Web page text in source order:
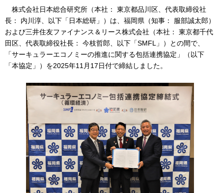
株式会社日本総合研究所（本社： 東京都品川区、代表取締役社
長： 内川淳、以下「日本総研」）は、福岡県（知事： 服部誠太郎）
および三井住友ファイナンス＆リース株式会社（本社： 東京都千代
田区、代表取締役社長： 今枝哲郎、以下「SMFL」）との間で、
「サーキュラーエコノミーの推進に関する包括連携協定」（以下
「本協定」）を2025年11月17日付で締結しました。